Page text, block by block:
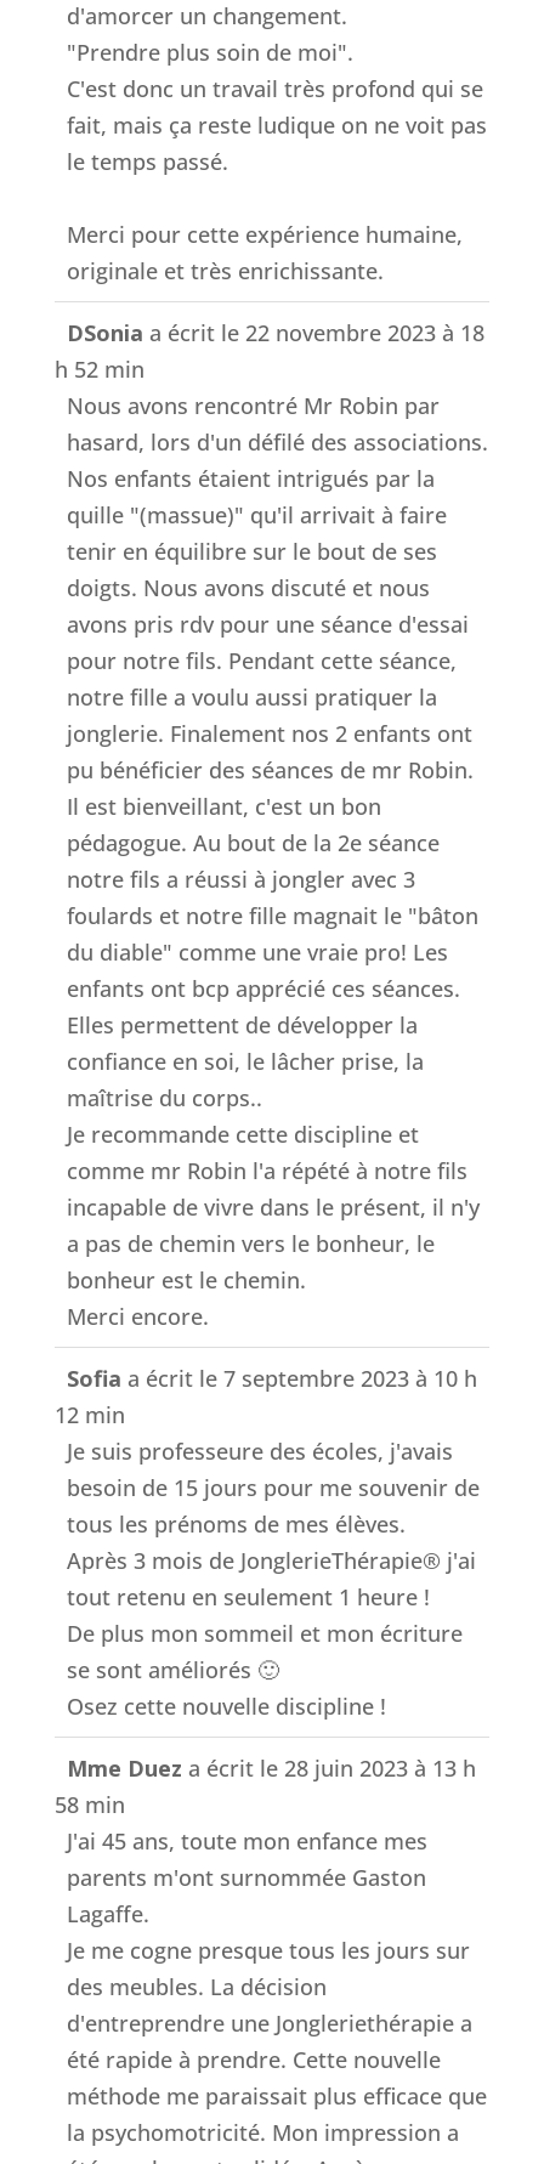
d'amorcer un changement.
"Prendre plus soin de moi".
C'est donc un travail très profond qui se
fait, mais ça reste ludique on ne voit pas
le temps passé.
Merci pour cette expérience humaine,
originale et très enrichissante.
DSonia a écrit le22 novembre 2023 à 18
h 52 min
Nous avons rencontré Mr Robin par
hasard, lors d'un défilé des associations.
Nos enfants étaient intrigués par la
quille "(massue)" qu'il arrivait à faire
tenir en équilibre sur le bout de ses
doigts. Nous avons discuté et nous
avons pris rdv pour une séance d'essai
pour notre fils. Pendant cette séance,
notre fille a voulu aussi pratiquer la
jonglerie. Finalement nos 2 enfants ont
pu bénéficier des séances de mr Robin.
Il est bienveillant, c'est un bon
pédagogue. Au bout de la 2e séance
notre fils a réussi à jongler avec 3
foulards et notre fille magnait le "bâton
du diable" comme une vraie pro! Les
enfants ont bcp apprécié ces séances.
Elles permettent de développer la
confiance en soi, le lâcher prise, la
maîtrise du corps..
Je recommande cette discipline et
comme mr Robin l'a répété à notre fils
incapable de vivre dans le présent, il n'y
a pas de chemin vers le bonheur, le
bonheur est le chemin.
Merci encore.
Sofia a écrit le7 septembre 2023 à 10 h
12 min
Je suis professeure des écoles, j'avais
besoin de 15 jours pour me souvenir de
tous les prénoms de mes élèves.
Après 3 mois de JonglerieThérapie® j'ai
tout retenu en seulement 1 heure !
De plus mon sommeil et mon écriture
se sont améliorés 🙂
Osez cette nouvelle discipline !
Mme Duez a écrit le28 juin 2023 à 13 h
58 min
J'ai 45 ans, toute mon enfance mes
parents m'ont surnommée Gaston
Lagaffe.
Je me cogne presque tous les jours sur
des meubles. La décision
d'entreprendre une Jongleriethérapie a
été rapide à prendre. Cette nouvelle
méthode me paraissait plus efficace que
la psychomotricité. Mon impression a